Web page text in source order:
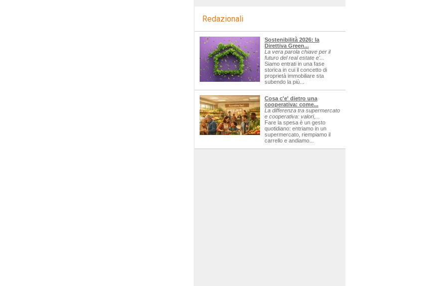
Redazionali
Sostenibilità 2026: la
Direttiva Green...
La vera parola chiave per il
futuro del real estate e'...
Siamo entrati in una fase
storica in cui il concetto di
proprietà immobiliare sta
subendo la più...
Cosa c'e' dietro una
cooperativa: come...
La differenza tra supermercato
e cooperativa: valori,...
Fare la spesa è un gesto
quotidiano: entriamo in un
supermercato, riempiamo il
carrello e andiamo...